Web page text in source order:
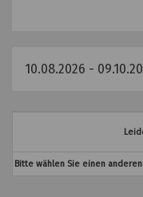
Bitte wählen Sie einen